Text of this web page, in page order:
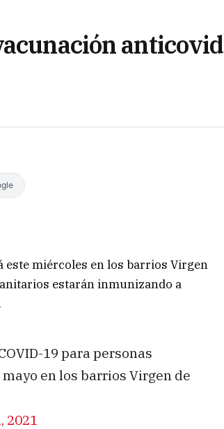
anticovid
este miércoles en los barrios Virgen
estarán inmunizando a
19 para personas
en los barrios Virgen de
2021